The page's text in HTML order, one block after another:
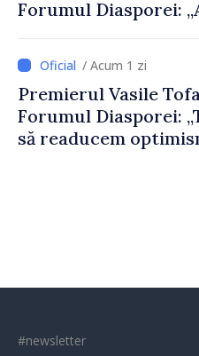
Forumul Diasporei:
dumneavoastră
construi comunități
puternice”
/ Acum 1 zi
Premierul Vasile
Forumul Diasporei:
să readucem
#newsletter